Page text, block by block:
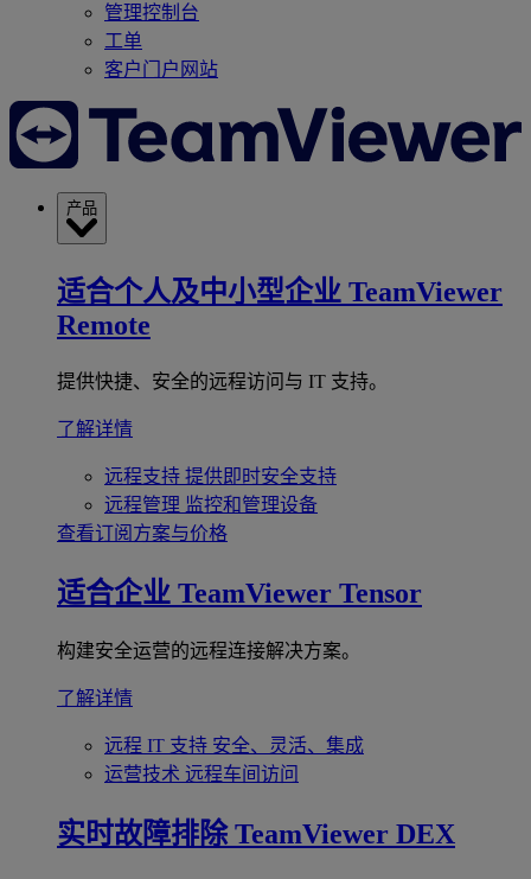
管理控制台
工单
客户门户网站
产品
适合个人及中小型企业 TeamViewer
Remote
提供快捷、安全的远程访问与 IT 支持。
了解详情
远程支持 提供即时安全支持
远程管理 监控和管理设备
查看订阅方案与价格
适合企业 TeamViewer Tensor
构建安全运营的远程连接解决方案。
了解详情
远程 IT 支持 安全、灵活、集成
运营技术 远程车间访问
实时故障排除 TeamViewer DEX